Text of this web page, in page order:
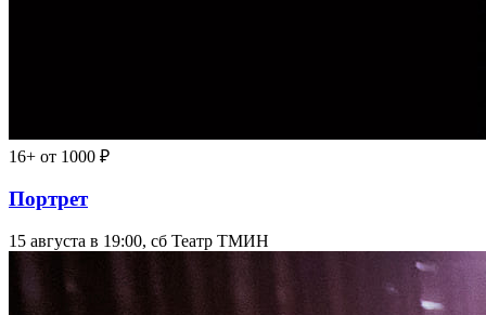
16+ от 1000 ₽
Портрет
15 августа в 19:00, сб Театр ТМИН